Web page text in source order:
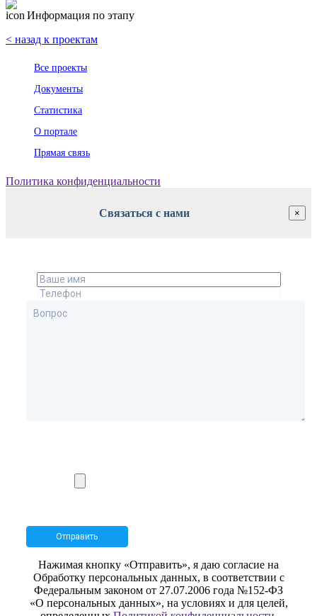
Информация по этапу
< назад к проектам
Все проекты
Документы
Статистика
О портале
Прямая связь
Политика конфиденциальности
Связаться с нами ×
Нажимая кнопку «Отправить», я даю согласие на
Обработку персональных данных, в соответствии с
Федеральным законом от 27.07.2006 года №152-ФЗ
«О персональных данных», на условиях и для целей,